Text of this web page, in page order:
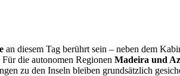
an diesem Tag berührt sein – neben dem
die autonomen Regionen Madeira und
zu den Inseln bleiben grundsätzlich